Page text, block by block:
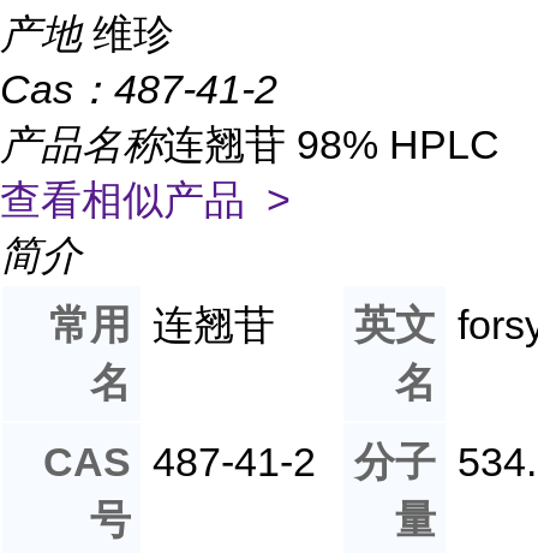
产地 维珍
Cas： 487-41-2
产品名称连翘苷 98% HPLC
查看相似产品 >
简介
常用
名
连翘苷
英文
名
CAS
号
487-41-2
分子
量